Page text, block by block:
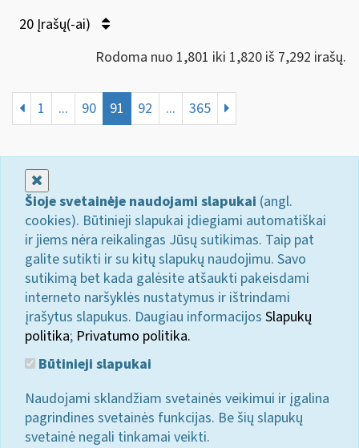
20 Įrašų(-ai)
Rodoma nuo 1,801 iki 1,820 iš 7,292 irašų.
1 ... 90 91 92 ... 365
Šioje svetainėje naudojami slapukai (angl.
cookies). Būtinieji slapukai įdiegiami automatiškai
ir jiems nėra reikalingas Jūsų sutikimas. Taip pat
galite sutikti ir su kitų slapukų naudojimu. Savo
sutikimą bet kada galėsite atšaukti pakeisdami
interneto naršyklės nustatymus ir ištrindami
įrašytus slapukus. Daugiau informacijos Slapukų
politika; Privatumo politika.
Būtinieji slapukai
Naudojami sklandžiam svetainės veikimui ir įgalina
pagrindines svetainės funkcijas. Be šių slapukų
svetainė negali tinkamai veikti.